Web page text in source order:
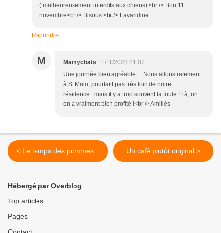
( malheureusement interdits aux chiens).<br /> Bon 11
novembre<br /> Bisous.<br /> Lavandine
Répondre
M Mamychats 11/11/2023 21:07
Une journée bien agréable ... Nous allons rarement
à St Malo, pourtant pas très loin de notre
résidence...mais il y a trop souvent la foule ! Là, on
en a vraiment bien profité !<br /> Amitiés
< Le temps des pommes... Un café plutôt original >
Hébergé par Overblog
Top articles
Pages